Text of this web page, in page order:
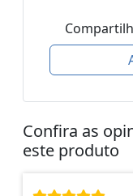
Confira as
este produto